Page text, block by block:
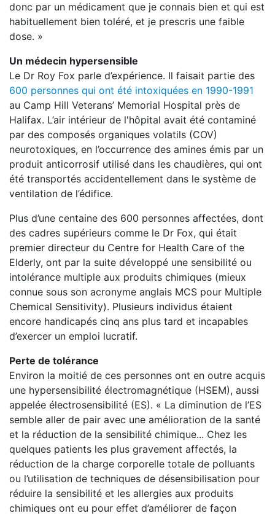
donc par un médicament que je connais bien et qui est
habituellement bien toléré, et je prescris une faible
dose. »
Un médecin hypersensible
Le Dr Roy Fox parle d’expérience. Il faisait partie des
600 personnes qui ont été intoxiquées en 1990-1991
au Camp Hill Veterans’ Memorial Hospital près de
Halifax. L’air intérieur de l'hôpital avait été contaminé
par des composés organiques volatils (COV)
neurotoxiques, en l’occurrence des amines émis par un
produit anticorrosif utilisé dans les chaudières, qui ont
été transportés accidentellement dans le système de
ventilation de l’édifice.
Plus d’une centaine des 600 personnes affectées, dont
des cadres supérieurs comme le Dr Fox, qui était
premier directeur du Centre for Health Care of the
Elderly, ont par la suite développé une sensibilité ou
intolérance multiple aux produits chimiques (mieux
connue sous son acronyme anglais MCS pour Multiple
Chemical Sensitivity). Plusieurs individus étaient
encore handicapés cinq ans plus tard et incapables
d’exercer un emploi lucratif.
Perte de tolérance
Environ la moitié de ces personnes ont en outre acquis
une hypersensibilité électromagnétique (HSEM), aussi
appelée électrosensibilité (ES). « La diminution de l’ES
semble aller de pair avec une amélioration de la santé
et la réduction de la sensibilité chimique... Chez les
quelques patients les plus gravement affectés, la
réduction de la charge corporelle totale de polluants
ou l’utilisation de techniques de désensibilisation pour
réduire la sensibilité et les allergies aux produits
chimiques ont eu pour effet d’améliorer de façon